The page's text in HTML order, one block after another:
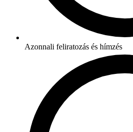
Azonnali feliratozás és hímzés